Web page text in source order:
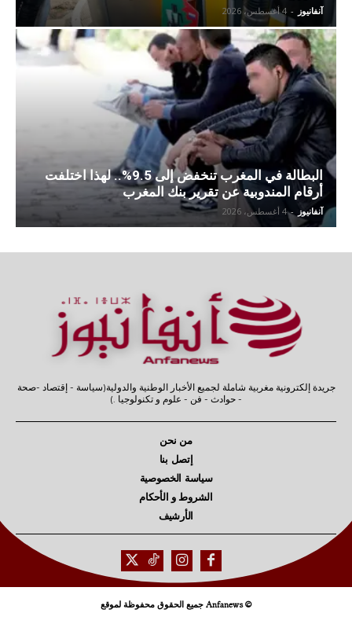
آنفانيوز - 4 أغسطس، 2026
البطالة في المغرب تنخفض إلى 9.5%.. لهذا اختلفت
أرقام المندوبية عن تقرير بنك المغرب
آنفانيوز - 4 أغسطس، 2026
جريدة إلكترونية مغربية شاملة لجميع الأخبار الوطنية والدولية(سياسة - إقتصاد -صحة
- حوادث - فن - علوم و تكنولوجيا .)
من نحن
إتصل بنا
سياسة الخصوصية
الشروط و الأحكام
الأرشيف
© Anfanews جميع الحقوق محفوظة لموقع